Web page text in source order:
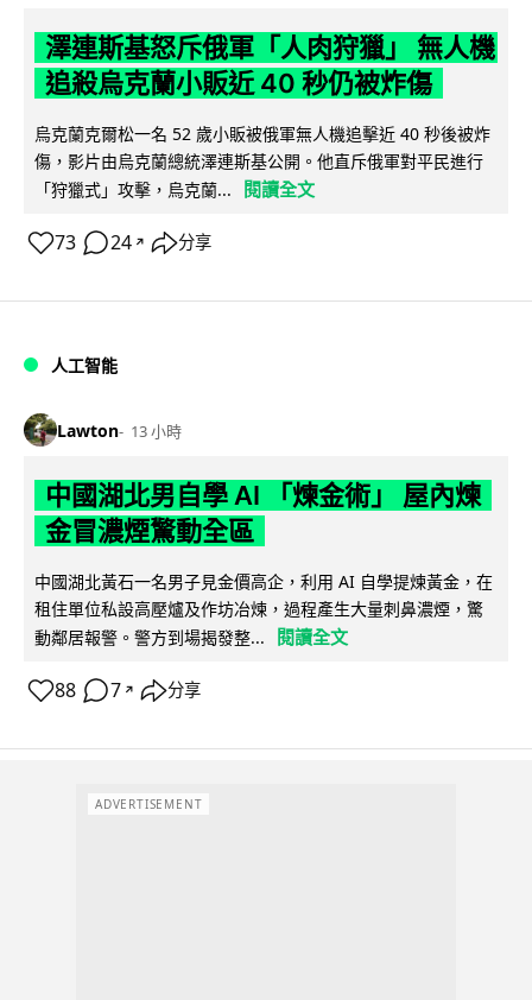
澤連斯基怒斥俄軍「人肉狩獵」 無人機
追殺烏克蘭小販近 40 秒仍被炸傷
烏克蘭克爾松一名 52 歲小販被俄軍無人機追擊近 40 秒後被炸
傷，影片由烏克蘭總統澤連斯基公開。他直斥俄軍對平民進行
「狩獵式」攻擊，烏克蘭...
閱讀全文
73 24 ↗ 分享
人工智能
Lawton 13 小時
中國湖北男自學 AI 「煉金術」 屋內煉
金冒濃煙驚動全區
中國湖北黃石一名男子見金價高企，利用 AI 自學提煉黃金，在
租住單位私設高壓爐及作坊冶煉，過程產生大量刺鼻濃煙，驚
動鄰居報警。警方到場揭發整...
閱讀全文
88 7 ↗ 分享
ADVERTISEMENT